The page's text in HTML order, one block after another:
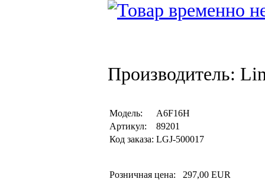
Производитель:
Модель:
A6F16H
Артикул:
89201
Код заказа: LGJ-500017
Розничная цена:
297,00 EUR